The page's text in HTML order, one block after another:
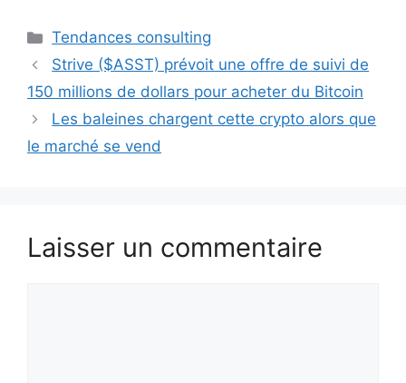
Catégories
Tendances consulting
Strive ($ASST) prévoit une offre de suivi de
150 millions de dollars pour acheter du Bitcoin
Les baleines chargent cette crypto alors que
le marché se vend
Laisser un commentaire